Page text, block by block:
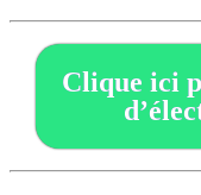
Clique ici